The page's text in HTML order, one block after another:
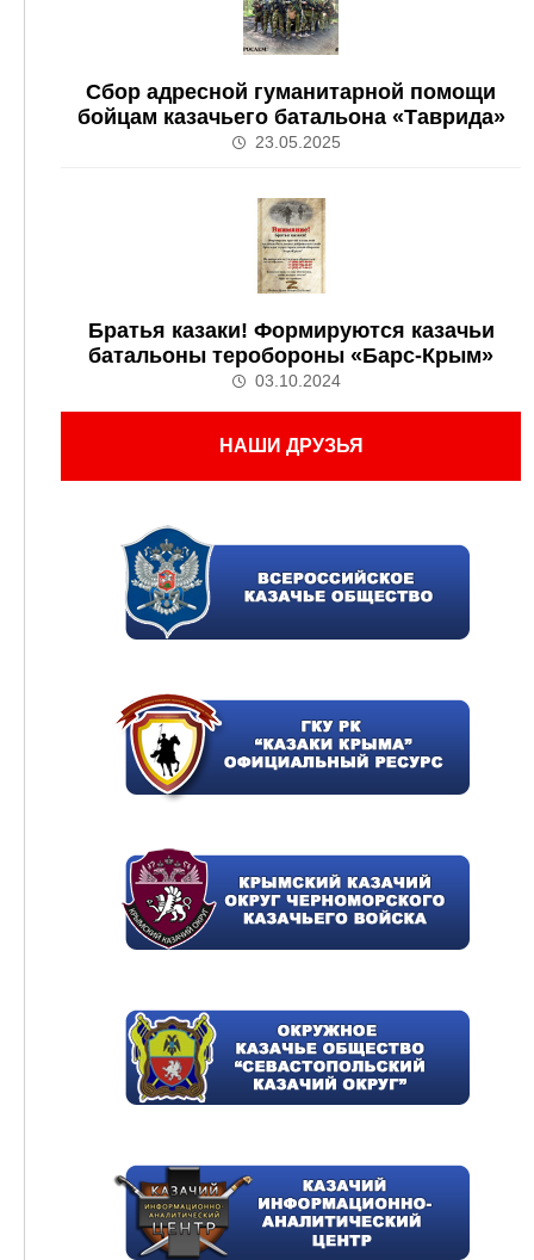
Сбор адресной гуманитарной помощи
бойцам казачьего батальона «Таврида»
23.05.2025
Братья казаки! Формируются казачьи
батальоны теробороны «Барс-Крым»
03.10.2024
НАШИ ДРУЗЬЯ